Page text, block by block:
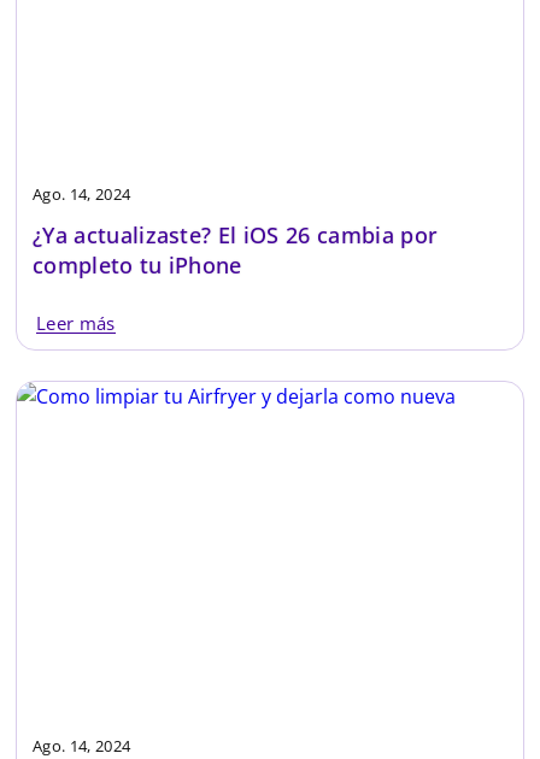
Ago. 14, 2024
¿Ya actualizaste? El iOS 26 cambia por
completo tu iPhone
Leer más
Ago. 14, 2024